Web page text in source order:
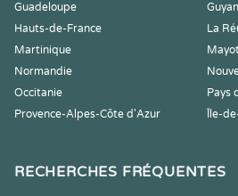
Guadeloupe
Hauts-de-France
La
Martinique
Normandie
Occitanie
Pays
Provence-Alpes-Côte d'Azur
Île-
RECHERCHES FRÉQUENTES